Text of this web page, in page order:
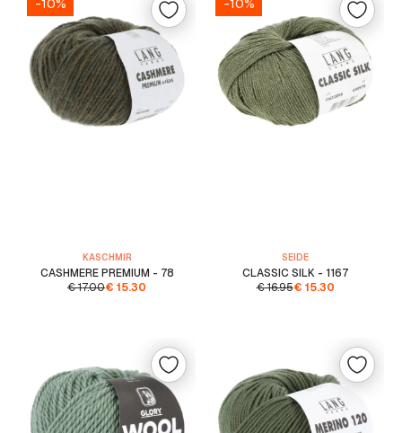
-10%
KASCHMIR
CASHMERE PREMIUM - 78
€17.00€ 15.30
-10%
SEIDE
CLASSIC SILK - 1167
€16.95€ 15.30